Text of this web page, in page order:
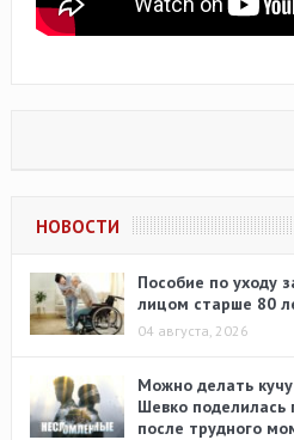
НОВОСТИ
Пособие по уходу
лицом старше 80
04 августа, 2026
Можно делать
Шевко
после трудного